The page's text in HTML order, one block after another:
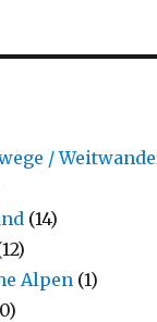
/
(14)
Alpen (1)